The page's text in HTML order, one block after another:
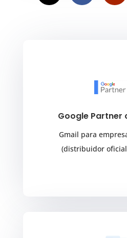
Google
Gmail para
(distribuidor oficial